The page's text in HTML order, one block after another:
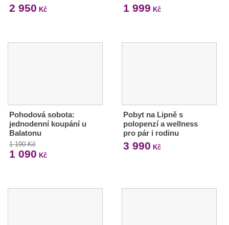
2 950 Kč 1 999 Kč
Pohodová sobota:
jednodenní koupání u
Balatonu
1 190 Kč
1 090 Kč
Pobyt na Lipně s
polopenzí a wellness
pro pár i rodinu
3 990 Kč